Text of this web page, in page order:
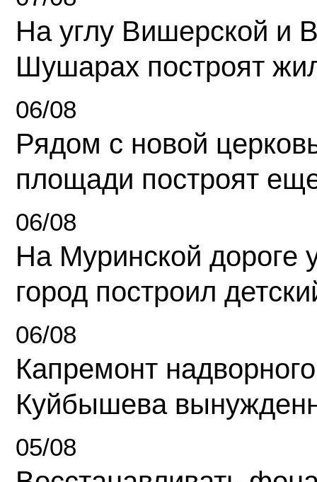
На углу Вишерской и
Шушарах построят
06/08
Рядом с новой
площади построят
06/08
На Муринской дороге
город построил
06/08
Капремонт
Куйбышева
05/08